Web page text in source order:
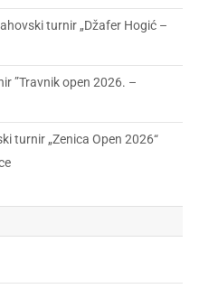
turnir „Džafer Hogić –
”Travnik open 2026. –
turnir „Zenica Open 2026“